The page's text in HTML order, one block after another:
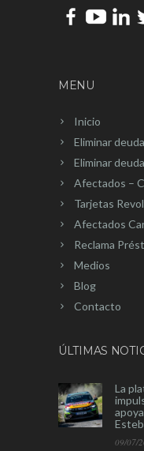
MENU
Inicio
Eliminar
Eliminar
Afectados –
Tarjetas
Afectados
Reclama
Medios
Blog
Contacto
ÚLTIMAS
La
09/07/